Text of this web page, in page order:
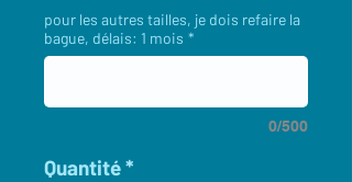
pour les autres tailles, je dois refaire la
bague, délais: 1 mois *
0/500
Quantité*